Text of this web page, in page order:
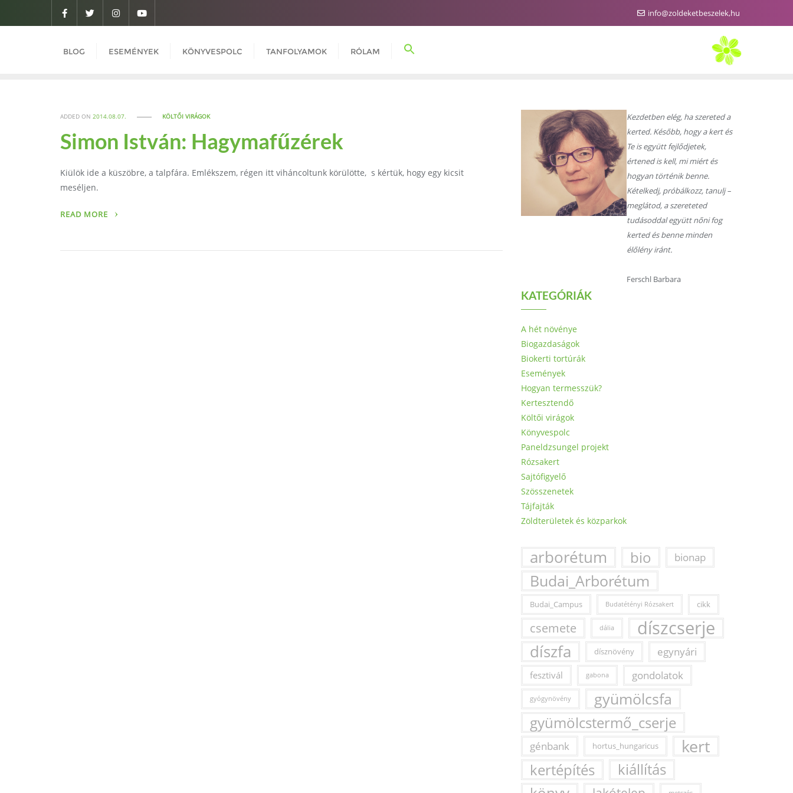
info@zoldeketbeszelek,hu
BLOG ESEMÉNYEK KÖNYVESPOLC TANFOLYAMOK RÓLAM
ADDED ON2014.08.07. KÖLTŐI VIRÁGOK
Simon István: Hagymafűzérek
Kiülök ide a küszöbre, a talpfára. Emlékszem, régen itt viháncoltunk körülötte, s kértük, hogy egy kicsit
meséljen.
READ MORE
Kezdetben elég, ha szereted a
kerted. Később, hogy a kert és
Te is együtt fejlődjetek,
értened is kell, mi miért és
hogyan történik benne.
Kételkedj, próbálkozz, tanulj –
meglátod, a szereteted
tudásoddal együtt nőni fog
kerted és benne minden
élőlény iránt.
Ferschl Barbara
KATEGÓRIÁK
A hét növénye
Biogazdaságok
Biokerti tortúrák
Események
Hogyan termesszük?
Kertesztendő
Költői virágok
Könyvespolc
Paneldzsungel projekt
Rózsakert
Sajtófigyelő
Szösszenetek
Tájfajták
Zöldterületek és közparkok
arborétum bio bionap
Budai_Arborétum
Budai_Campus Budatétényi Rózsakert cikk
csemete dália díszcserje
díszfa dísznövény egynyári
fesztivál gabona gondolatok
gyógynövény gyümölcsfa
gyümölcstermő_cserje
génbank hortus_hungaricus kert
kertépítés
kiállítás